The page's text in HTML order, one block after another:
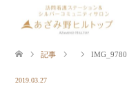
記事 IMG_9780
2019.03.27